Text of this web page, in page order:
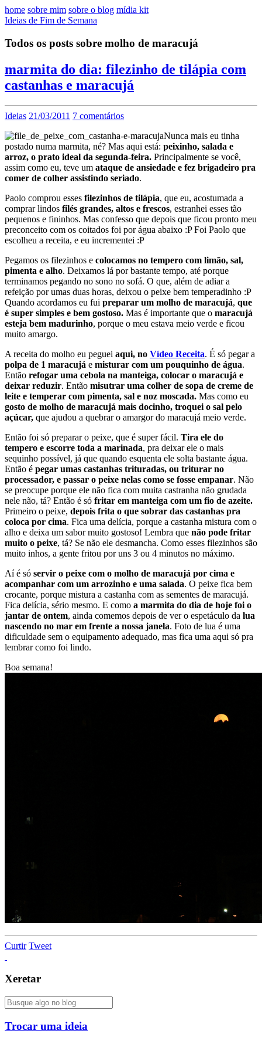
home sobre mim sobre o blog mídia kit
Ideias de Fim de Semana
Todos os posts sobre molho de maracujá
marmita do dia: filezinho de tilápia com
castanhas e maracujá
Ideias 21/03/2011 7 comentários
Nunca mais eu tinha
postado numa marmita, né? Mas aqui está: peixinho, salada e
arroz, o prato ideal da segunda-feira. Principalmente se você,
assim como eu, teve um ataque de ansiedade e fez brigadeiro pra
comer de colher assistindo seriado.
Paolo comprou esses filezinhos de tilápia, que eu, acostumada a
comprar lindos filés grandes, altos e frescos, estranhei esses tão
pequenos e fininhos. Mas confesso que depois que ficou pronto meu
preconceito com os coitados foi por água abaixo :P Foi Paolo que
escolheu a receita, e eu incrementei :P
Pegamos os filezinhos e colocamos no tempero com limão, sal,
pimenta e alho. Deixamos lá por bastante tempo, até porque
terminamos pegando no sono no sofá. O que, além de adiar a
refeição por umas duas horas, deixou o peixe bem temperadinho :P
Quando acordamos eu fui preparar um molho de maracujá, que
é super simples e bem gostoso. Mas é importante que o maracujá
esteja bem madurinho, porque o meu estava meio verde e ficou
muito amargo.
A receita do molho eu peguei aqui, no Vídeo Receita. É só pegar a
polpa de 1 maracujá e misturar com um pouquinho de água.
Então refogar uma cebola na manteiga, colocar o maracujá e
deixar reduzir. Então misutrar uma colher de sopa de creme de
leite e temperar com pimenta, sal e noz moscada. Mas como eu
gosto de molho de maracujá mais docinho, troquei o sal pelo
açúcar, que ajudou a quebrar o amargor do maracujá meio verde.
Então foi só preparar o peixe, que é super fácil. Tira ele do
tempero e escorre toda a marinada, pra deixar ele o mais
sequinho possível, já que quando esquenta ele solta bastante água.
Então é pegar umas castanhas trituradas, ou triturar no
processador, e passar o peixe nelas como se fosse empanar. Não
se preocupe porque ele não fica com muita castranha não grudada
nele não, tá? Então é só fritar em manteiga com um fio de azeite.
Primeiro o peixe, depois frita o que sobrar das castanhas pra
coloca por cima. Fica uma delícia, porque a castanha mistura com o
alho e deixa um sabor muito gostoso! Lembra que não pode fritar
muito o peixe, tá? Se não ele desmancha. Como esses filezinhos são
muito inhos, a gente fritou por uns 3 ou 4 minutos no máximo.
Aí é só servir o peixe com o molho de maracujá por cima e
acompanhar com um arrozinho e uma salada. O peixe fica bem
crocante, porque mistura a castanha com as sementes de maracujá.
Fica delícia, sério mesmo. E como a marmita do dia de hoje foi o
jantar de ontem, ainda comemos depois de ver o espetáculo da lua
nascendo no mar em frente a nossa janela. Foto de lua é uma
dificuldade sem o equipamento adequado, mas fica uma aqui só pra
lembrar como foi lindo.
Boa semana!
Curtir Tweet
Xeretar
Trocar uma ideia